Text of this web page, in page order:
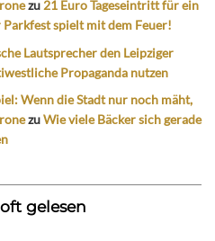
zu 21 Euro Tageseintritt für ein
spielt mit dem Feuer!
Lautsprecher den Leipziger
Propaganda nutzen
Wenn die Stadt nur noch mäht,
zuWie viele Bäcker sich gerade
gelesen